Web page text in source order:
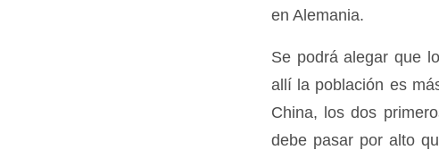
en Alemania.
Se podrá alegar que
allí la población es
China, los dos
debe pasar por alto